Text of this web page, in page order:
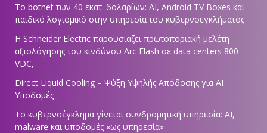
Το botnet των 40 εκατ. δολαρίων: AI, Android TV Boxes και
παιδικό λογισμικό στην υπηρεσία του κυβερνοεγκλήματος
Η Schneider Electric παρουσιάζει πρωτοποριακή μελέτη
αξιολόγησης του κινδύνου Arc Flash σε data centers 800
VDC,
Direct Liquid Cooling – Ψύξη Υψηλής Απόδοσης για AI
Υποδομές
Το κυβερνοέγκλημα γίνεται συνδρομητική υπηρεσία: AI,
malware και υποδομές «ως υπηρεσία»